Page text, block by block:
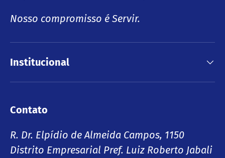
Nosso compromisso é Servir.
Institucional
Contato
R. Dr. Elpídio de Almeida Campos, 1150
Distrito Empresarial Pref. Luiz Roberto Jabali